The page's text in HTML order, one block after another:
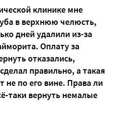
клинике мне
в верхнюю челюсть,
дней удалили из-за
Оплату за
отказались,
правильно, а такая
не по его вине. Права ли
таки вернуть немалые